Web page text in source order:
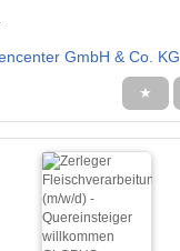
GmbH & Co. KG
★